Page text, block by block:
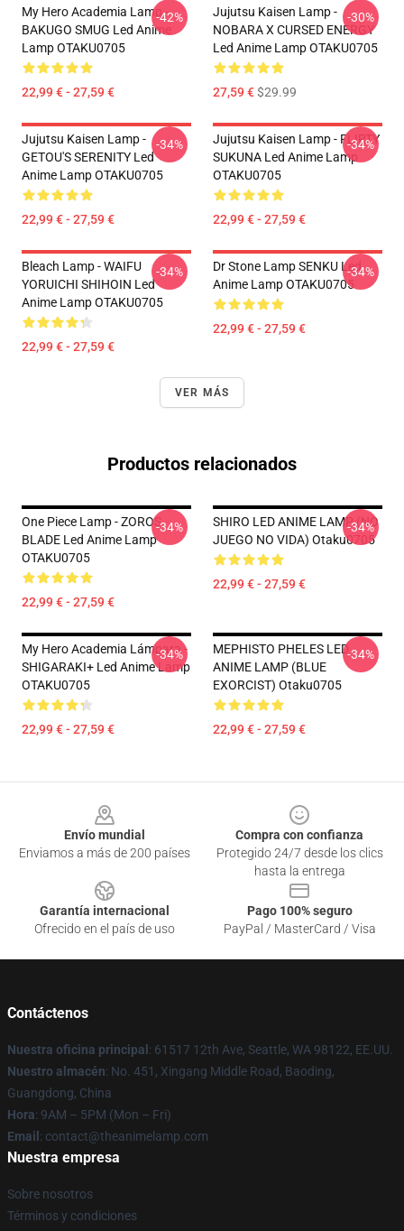
My Hero Academia Lamp -
BAKUGO SMUG Led Anime
Lamp OTAKU0705
22,99 € - 27,59 €
-42%
Jujutsu Kaisen Lamp -
NOBARA X CURSED ENERGY
Led Anime Lamp OTAKU0705
27,59 €$29.99
-30%
Jujutsu Kaisen Lamp -
GETOU'S SERENITY Led
Anime Lamp OTAKU0705
22,99 € - 27,59 €
-34%
Jujutsu Kaisen Lamp - FLIRTY
SUKUNA Led Anime Lamp
OTAKU0705
22,99 € - 27,59 €
-34%
Bleach Lamp - WAIFU
YORUICHI SHIHOIN Led
Anime Lamp OTAKU0705
22,99 € - 27,59 €
-34%
Dr Stone Lamp SENKU Led
Anime Lamp OTAKU0705
22,99 € - 27,59 €
-34%
VER MÁS
Productos relacionados
One Piece Lamp - ZOROS
BLADE Led Anime Lamp
OTAKU0705
22,99 € - 27,59 €
-34%
SHIRO LED ANIME LAMP (NO
JUEGO NO VIDA) Otaku0705
22,99 € - 27,59 €
-34%
My Hero Academia Lámpara -
SHIGARAKI+ Led Anime Lamp
OTAKU0705
22,99 € - 27,59 €
-34%
MEPHISTO PHELES LED
ANIME LAMP (BLUE
EXORCIST) Otaku0705
22,99 € - 27,59 €
-34%
Envío mundial
Enviamos a más de 200 países
Compra con confianza
Protegido 24/7 desde los clics
hasta la entrega
Garantía internacional
Ofrecido en el país de uso
Pago 100% seguro
PayPal / MasterCard / Visa
Contáctenos
Nuestra oficina principal : 61517 12th Ave, Seattle, WA 98122, EE.UU.
Nuestro almacén: No. 451, Xingang Middle Road, Baoding,
Guangdong, China
Hora: 9AM – 5PM (Mon – Fri)
Email : contact@theanimelamp.com
Nuestra empresa
Sobre nosotros
Términos y condiciones